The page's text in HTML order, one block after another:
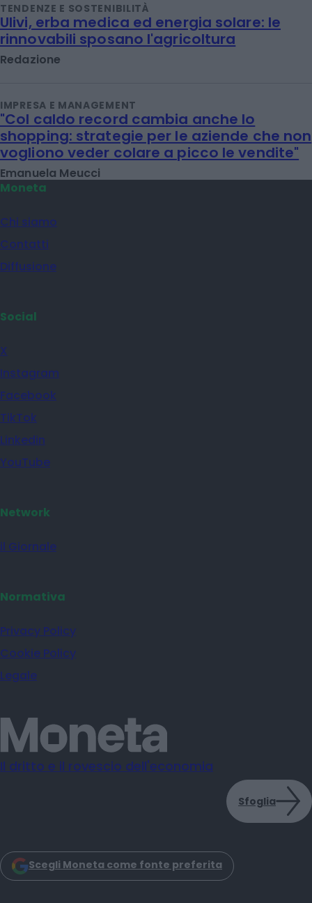
TENDENZE E SOSTENIBILITÀ
Ulivi, erba medica ed energia solare: le
rinnovabili sposano l'agricoltura
Redazione
IMPRESA E MANAGEMENT
"Col caldo record cambia anche lo
shopping: strategie per le aziende che non
vogliono veder colare a picco le vendite"
Emanuela Meucci
Moneta
Chi siamo
Contatti
Diffusione
Social
X
Instagram
Facebook
TikTok
Linkedin
YouTube
Network
il Giornale
Normativa
Privacy Policy
Cookie Policy
Legale
Il dritto e il rovescio dell'economia
Sfoglia
Scegli Moneta come fonte preferita